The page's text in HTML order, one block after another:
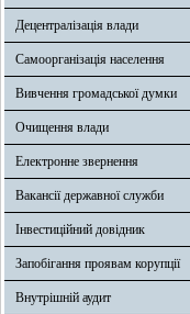
Децентралізація влади
Самоорганізація населення
Вивчення громадської думки
Очищення влади
Електронне звернення
Вакансії державної служби
Інвестиційний довідник
Запобігання проявам корупції
Внутрішній аудит